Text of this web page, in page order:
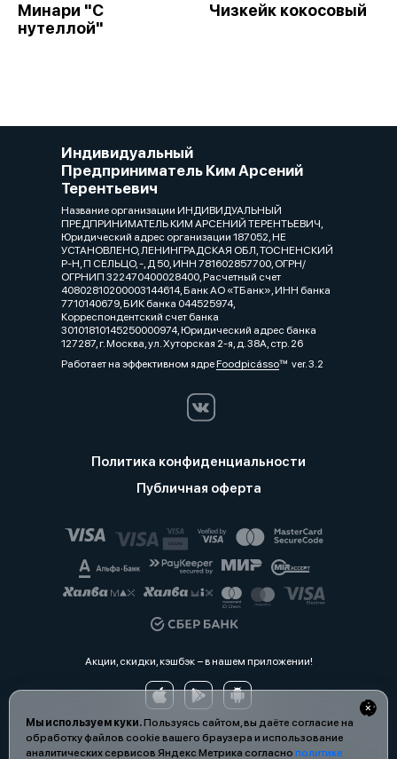
Мы используем куки.Пользуясь сайтом, вы даёте согласие на
обработку файлов cookie вашего браузера и использование
аналитических сервисов Яндекс Метрика согласно политике
Минари "С
нутеллой"
Чизкейк кокосовый
Индивидуальный
Предприниматель Ким Арсений
Терентьевич
Название организации ИНДИВИДУАЛЬНЫЙ
ПРЕДПРИНИМАТЕЛЬ КИМ АРСЕНИЙ ТЕРЕНТЬЕВИЧ,
Юридический адрес организации 187052, НЕ
УСТАНОВЛЕНО, ЛЕНИНГРАДСКАЯ ОБЛ, ТОСНЕНСКИЙ
Р-Н, П СЕЛЬЦО, -, Д 50, ИНН 781602857700, ОГРН/
ОГРНИП 322470400028400, Расчетный счет
40802810200003144614, Банк АО «ТБанк», ИНН банка
7710140679, БИК банка 044525974,
Корреспондентский счет банка
30101810145250000974, Юридический адрес банка
127287, г. Москва, ул. Хуторская 2-я, д. 38А, стр. 26
Работает на эффективном ядреFoodpicássover. 3.2
Политика конфиденциальности
Публичная оферта
Акции, скидки, кэшбэк − в нашем приложении!